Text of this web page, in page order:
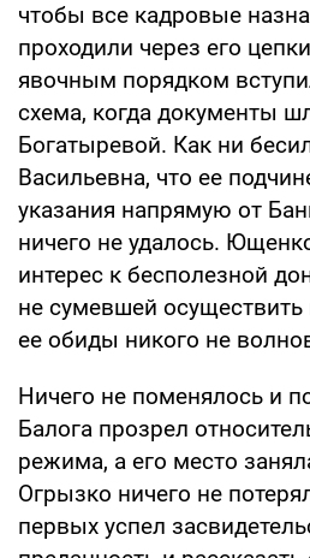
чтобы все кадровые
проходили через его
явочным порядком
схема, когда документы
Богатыревой. Как ни
Васильевна, что ее
указания напрямую от
ничего не удалось.
интерес к бесполезной
не сумевшей
ее обиды никого не
Ничего не поменялось и
Балога прозрел
режима, а его место
Огрызко ничего не
первых успел